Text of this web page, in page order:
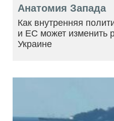
Анатомия Запада
Как внутренняя
и ЕС может изменить
Украине